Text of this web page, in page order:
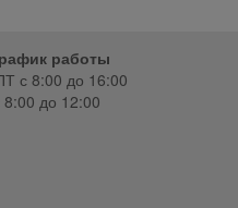
работы
с8:00 до 16:00
8:00 до 12:00